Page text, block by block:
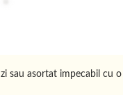
sau asortat impecabil cu o